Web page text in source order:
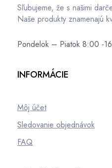
Sľubujeme, že s našimi
Naše produkty znamenajú
Pondelok – Piatok 8:00 -
INFORMÁCIE
Môj účet
Sledovanie objednávok
FAQ